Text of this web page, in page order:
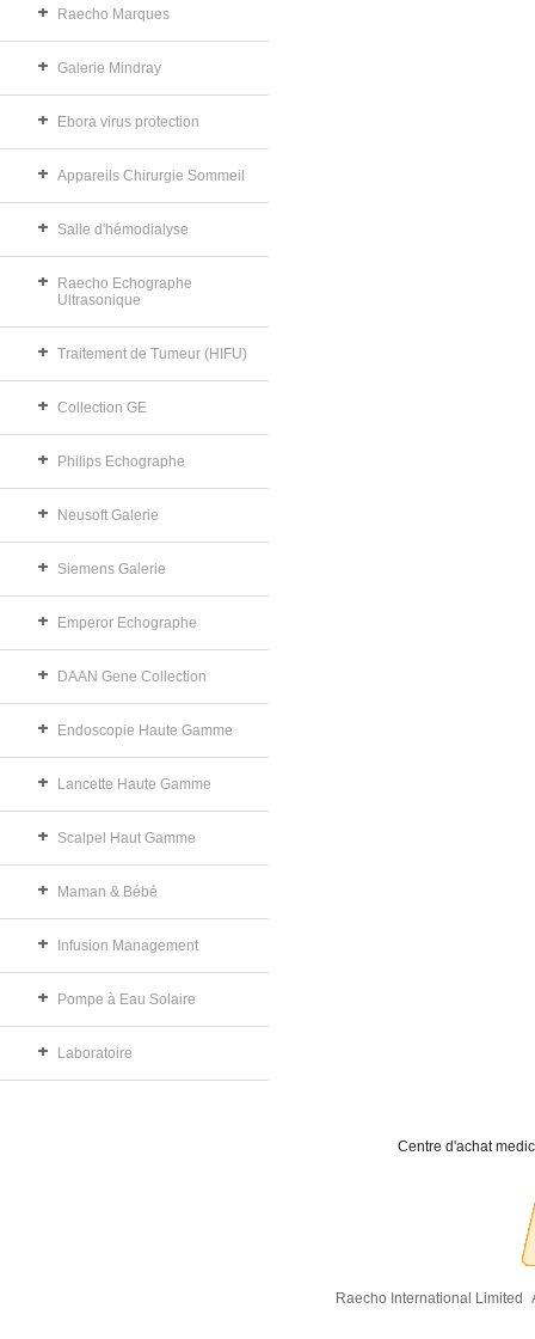
Raecho Marques
Galerie Mindray
Ebora virus protection
Appareils Chirurgie Sommeil
Salle d'hémodialyse
Raecho Echographe
Ultrasonique
Traitement de Tumeur (HIFU)
Collection GE
Philips Echographe
Neusoft Galerie
Siemens Galerie
Emperor Echographe
DAAN Gene Collection
Endoscopie Haute Gamme
Lancette Haute Gamme
Scalpel Haut Gamme
Maman & Bébé
Infusion Management
Pompe à Eau Solaire
Laboratoire
Centre d'achat
Raecho International Limited